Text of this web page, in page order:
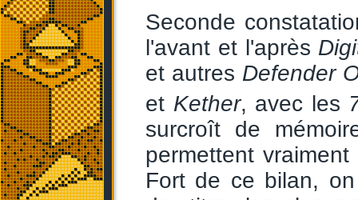
Seconde
l'avant et l'après
et autres Defender
et Kether, avec les
surcroît de
permettent
Fort de ce bilan,